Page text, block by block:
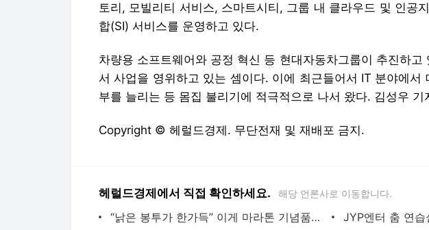
토리, 모빌리티 서비스, 스마트시티, 그룹 내 클라우드 및 인공
합(SI) 서비스를 운영하고 있다.
차량용 소프트웨어와 공정 혁신 등 현대자동차그룹이 추진하고
서 사업을 영위하고 있는 셈이다. 이에 최근들어서 IT 분야에서
부를 늘리는 등 몸집 불리기에 적극적으로 나서 왔다. 김성우 기
Copyright © 헤럴드경제. 무단전재 및 재배포 금지.
헤럴드경제에서 직접 확인하세요. 해당 언론사로 이동합니다.
“낡은 봉투가 한가득” 이게 마라톤 기념품이라고?…아무도 몰랐다 [지구, 뭐래?]